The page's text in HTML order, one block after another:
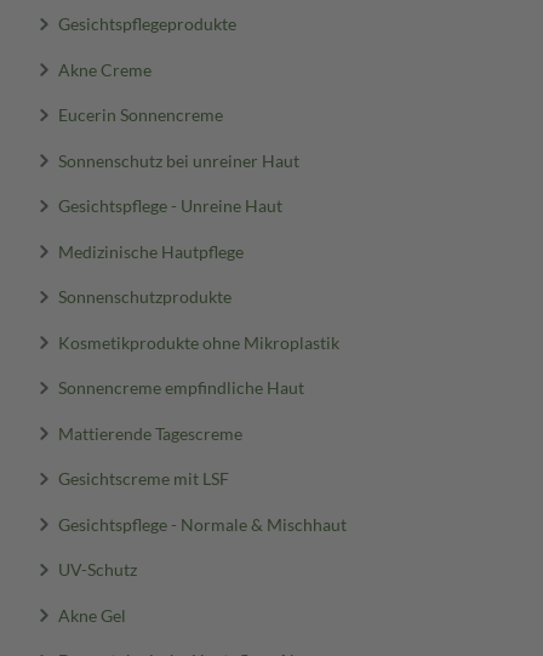
Gesichtspflegeprodukte
Akne Creme
Eucerin Sonnencreme
Sonnenschutz bei unreiner Haut
Gesichtspflege - Unreine Haut
Medizinische Hautpflege
Sonnenschutzprodukte
Kosmetikprodukte ohne Mikroplastik
Sonnencreme empfindliche Haut
Mattierende Tagescreme
Gesichtscreme mit LSF
Gesichtspflege - Normale & Mischhaut
UV-Schutz
Akne Gel